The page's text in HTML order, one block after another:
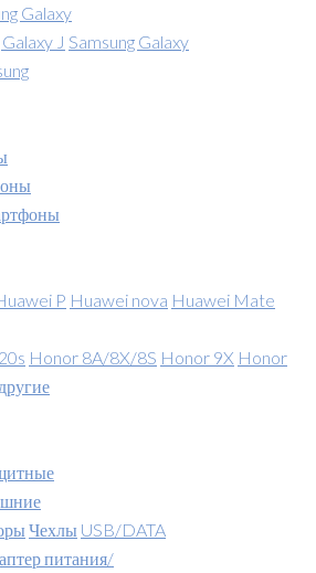
Galaxy
J Samsung Galaxy
P Huawei nova Huawei Mate
Honor 8A/8X/8S Honor 9X Honor
Чехлы USB/DATA
питания/